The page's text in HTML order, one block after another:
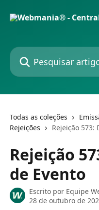
Pesquisar artigos...
Todas as coleções
Rejeições
Rejeição 573:
Rejeição
de Evento
Escrito por Equipe
28 de outubro de